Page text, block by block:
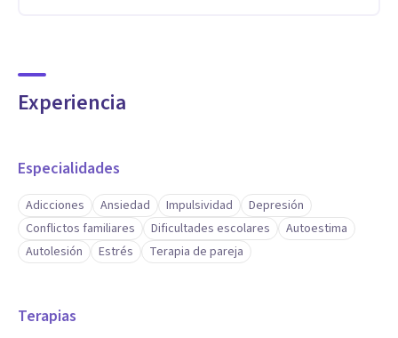
Experiencia
Especialidades
Adicciones Ansiedad Impulsividad
Depresión
Conflictos familiares
Dificultades escolares
Autoestima
Autolesión
Estrés Terapia de pareja
Terapias